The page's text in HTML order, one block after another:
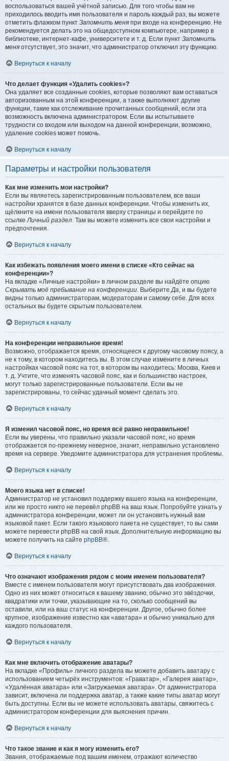
воспользоваться вашей учётной записью. Для того чтобы вам не
приходилось вводить имя пользователя и пароль каждый раз, вы можете
отметить флажком пункт Запомнить меня при входе на конференцию. Не
рекомендуется делать это на общедоступном компьютере, например в
библиотеке, интернет-кафе, университете и т. д. Если пункт Запомнить
меня отсутствует, это значит, что администратор отключил эту функцию.
Вернуться к началу
Что делает функция «Удалить cookies»?
Она удаляет все созданные cookies, которые позволяют вам оставаться
авторизованным на этой конференции, а также выполняют другие
функции, такие как отслеживание прочитанных сообщений, если эта
возможность включена администратором. Если вы испытываете
трудности со входом или выходом на данной конференции, возможно,
удаление cookies может помочь.
Вернуться к началу
Параметры и настройки пользователя
Как мне изменить мои настройки?
Если вы являетесь зарегистрированным пользователем, все ваши
настройки хранятся в базе данных конференции. Чтобы изменить их,
щёлкните на имени пользователя вверху страницы и перейдите по
ссылкеЛичный раздел. Там вы можете изменить все свои настройки и
предпочтения.
Вернуться к началу
Как избежать появления моего имени в списке «Кто сейчас на
конференции»?
На вкладке «Личные настройки» в личном разделе вы найдёте опцию
Скрывать моё пребывание на конференции. ВыберитеДа, и вы будете
видны только администраторам, модераторам и самому себе. Для всех
остальных вы будете скрытым пользователем.
Вернуться к началу
На конференции неправильное время!
Возможно, отображается время, относящееся к другому часовому поясу, а
не к тому, в котором находитесь вы. В этом случае измените в личных
настройках часовой пояс на тот, в котором вы находитесь: Москва, Киев и
т. д. Учтите, что изменять часовой пояс, как и большинство настроек,
могут только зарегистрированные пользователи. Если вы не
зарегистрированы, то сейчас удачный момент сделать это.
Вернуться к началу
Я изменил часовой пояс, но время всё равно неправильное!
Если вы уверены, что правильно указали часовой пояс, но время
отображается по-прежнему неверное, значит, неправильно установлено
время на сервере. Уведомите администратора для устранения проблемы.
Вернуться к началу
Моего языка нет в списке!
Администратор не установил поддержку вашего языка на конференции,
или же просто никто не перевёл phpBB на ваш язык. Попробуйте узнать у
администратора конференции, может ли он установить нужный вам
языковой пакет. Если такого языкового пакета не существует, то вы сами
можете перевести phpBB на свой язык. Дополнительную информацию вы
можете получить на сайте phpBB®.
Вернуться к началу
Что означают изображения рядом с моим именем пользователя?
Вместе с именем пользователя могут присутствовать два изображения.
Одно из них может относиться к вашему званию, обычно это звёздочки,
квадратики или точки, указывающие на то, сколько сообщений вы
оставили, или на ваш статус на конференции. Другое, обычно более
крупное, изображение известно как «аватара» и обычно уникально для
каждого пользователя.
Вернуться к началу
Как мне включить отображение аватары?
На вкладке «Профиль» личного раздела вы можете добавить аватару с
использованием четырёх инструментов: «Граватар», «Галерея аватар»,
«Удалённая аватара» или «Загружаемая аватара». От администратора
зависит, включена ли поддержка аватар, а также какие типы аватар могут
быть доступны. Если вы не можете использовать аватары, свяжитесь с
администратором конференции для выяснения причин.
Вернуться к началу
Что такое звание и как я могу изменить его?
Звания, отображаемые под вашим именем, отражают количество